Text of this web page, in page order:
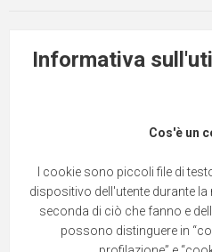
Informativa
Cos'è un
I cookie sono piccoli file di
dispositivo dell'utente durante
seconda di ciò che fanno e
possono distinguere in